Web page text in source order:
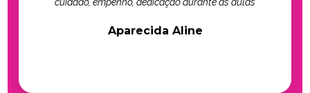
cuidado, empenho, dedicação durante as aulas
Aparecida Aline